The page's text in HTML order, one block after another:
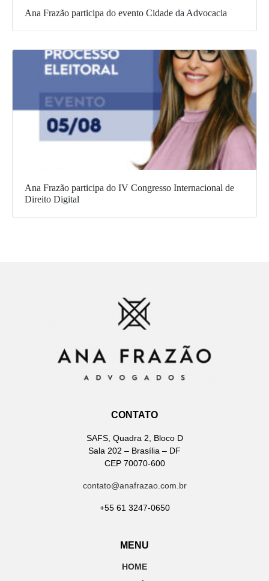
Ana Frazão participa do evento Cidade da Advocacia
Ana Frazão participa do IV Congresso Internacional de
Direito Digital
CONTATO
SAFS, Quadra 2, Bloco D
Sala 202 – Brasília – DF
CEP 70070-600
contato@anafrazao.com.br
+55 61 3247-0650
MENU
HOME